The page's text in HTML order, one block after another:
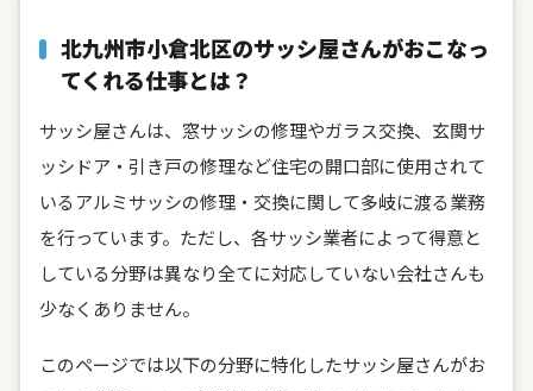
北九州市小倉北区のサッシ屋さんがおこなっ
てくれる仕事とは？
サッシ屋さんは、窓サッシの修理やガラス交換、玄関サ
ッシドア・引き戸の修理など住宅の開口部に使用されて
いるアルミサッシの修理・交換に関して多岐に渡る業務
を行っています。ただし、各サッシ業者によって得意と
している分野は異なり全てに対応していない会社さんも
少なくありません。
このページでは以下の分野に特化したサッシ屋さんがお